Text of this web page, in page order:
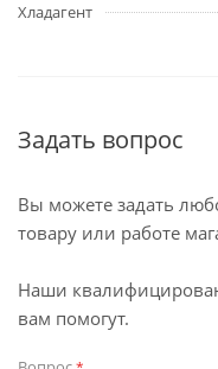
Хладагент
Задать вопрос
Вы можете задать
товару или работе
Наши
вам помогут.